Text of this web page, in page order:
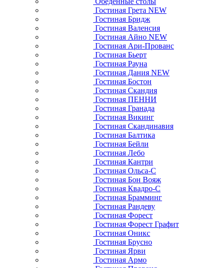
Гостиная Грета NEW
Гостиная Бридж
Гостиная Валенсия
Гостиная Айно NEW
Гостиная Ари-Прованс
Гостиная Бьерт
Гостиная Рауна
Гостиная Дания NEW
Гостиная Бостон
Гостиная Скандия
Гостиная ПЕННИ
Гостиная Гранада
Гостиная Викинг
Гостиная Скандинавия
Гостиная Балтика
Гостиная Бейли
Гостиная Лебо
Гостиная Кантри
Гостиная Ольса-С
Гостиная Бон Вояж
Гостиная Квадро-С
Гостиная Брамминг
Гостиная Рандеву
Гостиная Форест
Гостиная Форест Графит
Гостиная Оникс
Гостиная Брусно
Гостиная Ярви
Гостиная Армо